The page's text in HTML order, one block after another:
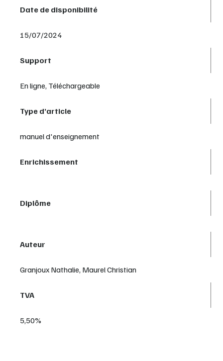
Date de disponibilité
15/07/2024
Support
En ligne, Téléchargeable
Type d’article
manuel d'enseignement
Enrichissement
Diplôme
Auteur
Granjoux Nathalie, Maurel Christian
TVA
5,50%